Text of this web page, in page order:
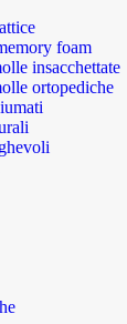
foam
insacchettate
ortopediche